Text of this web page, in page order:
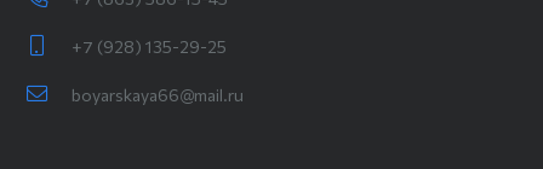
+7 (928) 135-29-25
boyarskaya66@mail.ru